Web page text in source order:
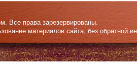
Все права зарезервированы.
материалов сайта, без обратной